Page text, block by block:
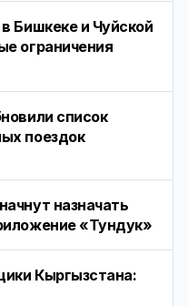
Бишкеке и Чуйской
ограничения
список
поездок
назначать
«Тундук»
Кыргызстана: